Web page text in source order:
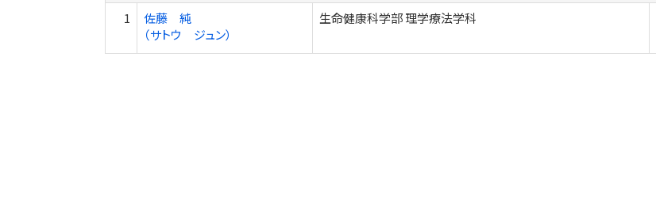
1
佐藤 純
（サトウ ジュン）
生命健康科学部 理学療法学科